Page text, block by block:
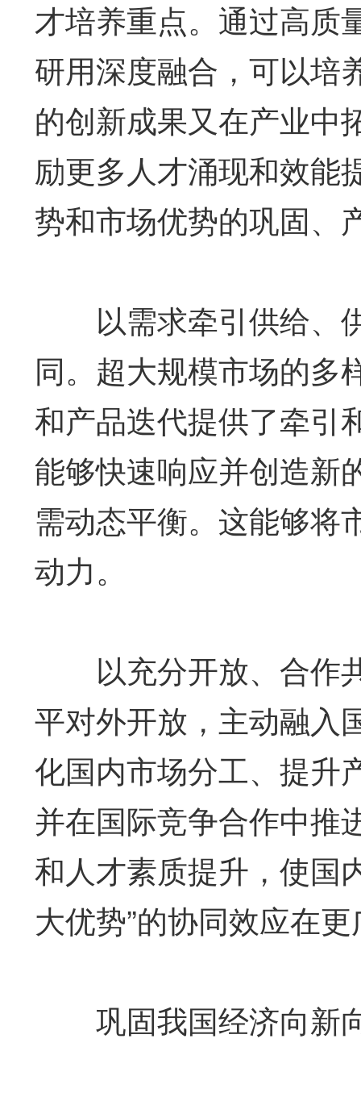
才培养重点。通过高质
研用深度融合，可以培
的创新成果又在产业中
励更多人才涌现和效能
势和市场优势的巩固、
以需求牵引供给、
同。超大规模市场的多
和产品迭代提供了牵引
能够快速响应并创造新
需动态平衡。这能够将
动力。
以充分开放、合作
平对外开放，主动融入
化国内市场分工、提升
并在国际竞争合作中推
和人才素质提升，使国
大优势”的协同效应在
巩固我国经济向新